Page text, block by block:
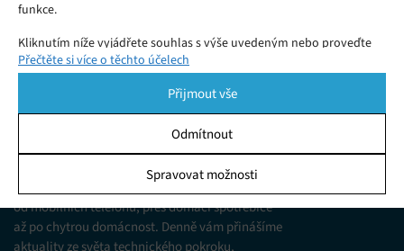
funkce.
Kliknutím níže vyjádřete souhlas s výše uvedeným nebo proveďte
podrobnější rozhodnutí. Vaše volby budou použity pouze na tomto
pomocí přepínačů v Zásadách cookies nebo kliknutím na tlačítko
Spravovat souhlas ve spodní části obrazovky.
Ukládání a/nebo přístup k informacím v zařízení, Porozumění
publiku prostřednictvím statistik nebo kombinací údajů z
různých zdrojů.
Přečtěte si více o těchto účelech
Přijmout vše
Odmítnout
Spravovat možnosti
Jsme web zajímající se o technologické novinky
od mobilních telefonů, přes domácí spotřebiče
až po chytrou domácnost. Denně vám přinášíme
aktuality ze světa technického pokroku,